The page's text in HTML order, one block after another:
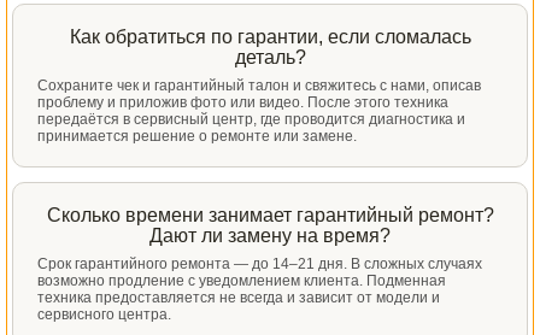
Как обратиться по гарантии, если сломалась
деталь?
Сохраните чек и гарантийный талон и свяжитесь с нами, описав
проблему и приложив фото или видео. После этого техника
передаётся в сервисный центр, где проводится диагностика и
принимается решение о ремонте или замене.
Сколько времени занимает гарантийный ремонт?
Дают ли замену на время?
Срок гарантийного ремонта — до 14–21 дня. В сложных случаях
возможно продление с уведомлением клиента. Подменная
техника предоставляется не всегда и зависит от модели и
сервисного центра.